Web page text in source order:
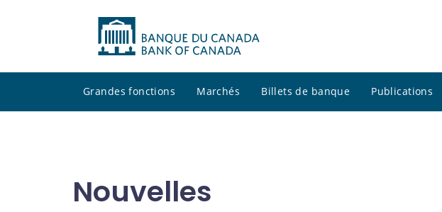
Grandes fonctions Marchés Billets de banque Publications
Nouvelles